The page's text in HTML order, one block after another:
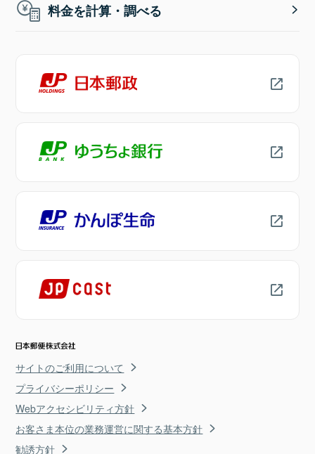
料金を計算・調べる
サイトのご利用について
プライバシーポリシー
Webアクセシビリティ方針
お客さま本位の業務運営に関する基本方針
勧誘方針